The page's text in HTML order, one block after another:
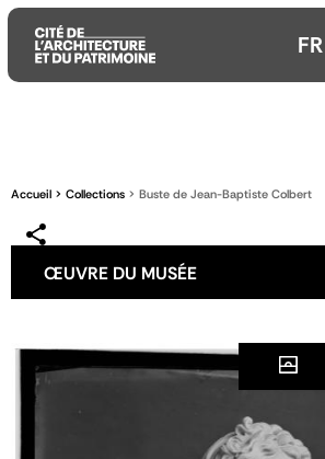
contenu
menu
la
FR
Accueil Collections Buste de Jean-Baptiste Colbert
ŒUVRE DU MUSÉE